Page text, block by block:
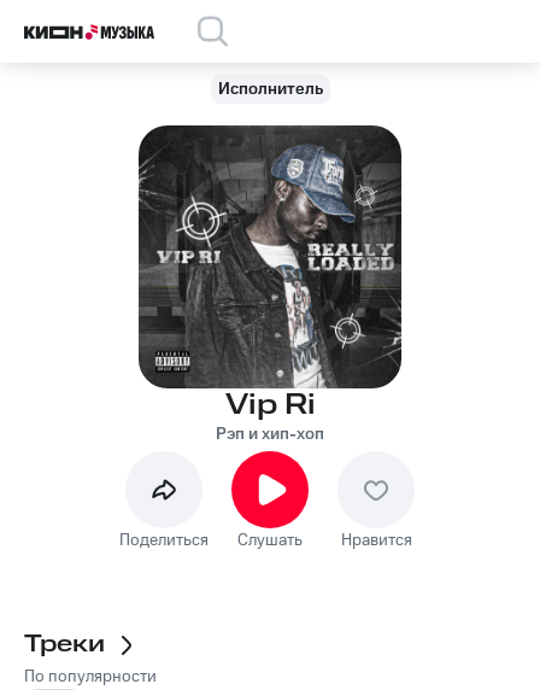
Исполнитель
Vip Ri
Рэп и хип-хоп
Поделиться Слушать Нравится
Треки
По популярности